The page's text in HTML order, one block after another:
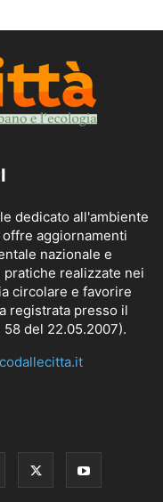
dedicato all'ambiente
aggiornamenti
nazionale e
realizzate nei
circolare e favorire
registrata presso il
del 22.05.2007).